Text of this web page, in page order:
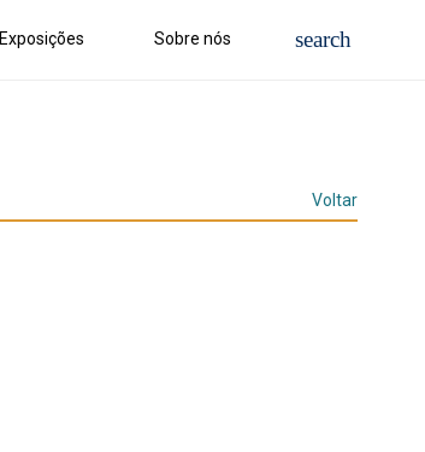
Exposições Sobre nós
Voltar